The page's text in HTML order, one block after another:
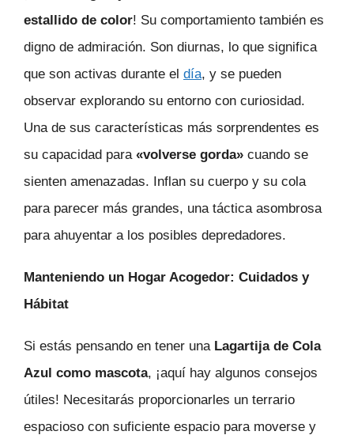
estallido de color! Su comportamiento también es
digno de admiración. Son diurnas, lo que significa
que son activas durante el día, y se pueden
observar explorando su entorno con curiosidad.
Una de sus características más sorprendentes es
su capacidad para «volverse gorda» cuando se
sienten amenazadas. Inflan su cuerpo y su cola
para parecer más grandes, una táctica asombrosa
para ahuyentar a los posibles depredadores.
Manteniendo un Hogar Acogedor: Cuidados y
Hábitat
Si estás pensando en tener una Lagartija de Cola
Azul como mascota, ¡aquí hay algunos consejos
útiles! Necesitarás proporcionarles un terrario
espacioso con suficiente espacio para moverse y